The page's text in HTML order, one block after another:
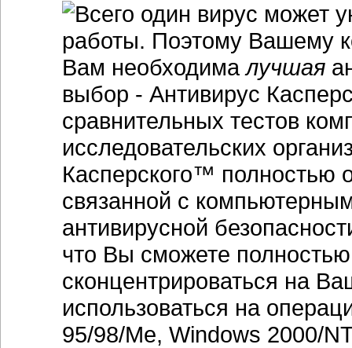
Всего один вирус может
работы. Поэтому Вашему
Вам необходималучшая
выбор - Антивирус
сравнительных тестов
исследовательских
Касперского™ полностью
связанной с
антивирусной
что Вы сможете
сконцентрироваться на
использоваться на
95/98/Me, Windows 2000/